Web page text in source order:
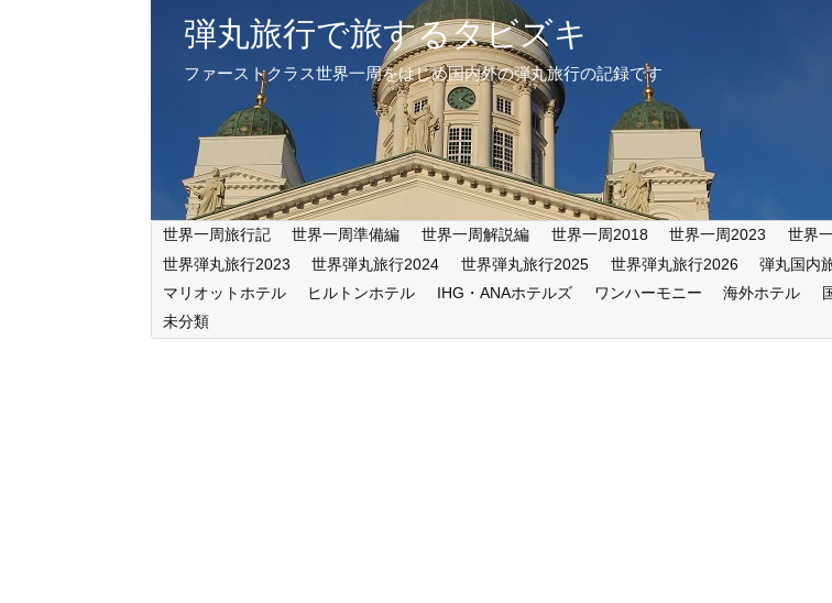
弾丸旅行で旅するタビズキ
ファーストクラス世界一周をはじめ国内外の弾丸旅行の記録です
世界一周旅行記 世界一周準備編 世界一周解説編 世界一周2018 世界一周2023 世界
世界弾丸旅行2023
世界弾丸旅行2024 世界弾丸旅行2025 世界弾丸旅行2026 弾丸国内
マリオットホテル
ヒルトンホテル IHG・ANAホテルズ ワンハーモニー 海外ホテル
未分類